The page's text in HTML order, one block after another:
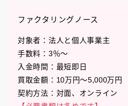
Follow Me
ファクタリングノース
対象者：法人と個人事業主
手数料：3％〜
入金時間：最短即日
買取金額：10万円〜5,000万円
契約方法：対面、オンライン